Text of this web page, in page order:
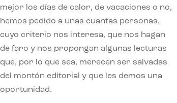
mejor los días de calor, de vacaciones o no,
hemos pedido a unas cuantas personas,
cuyo criterio nos interesa, que nos hagan
de faro y nos propongan algunas lecturas
que, por lo que sea, merecen ser salvadas
del montón editorial y que les demos una
oportunidad.